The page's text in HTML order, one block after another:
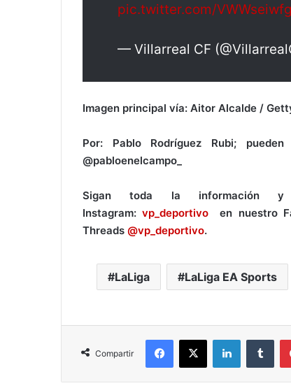
pic.twitter.com/
— Villarreal CF
Imagen principal vía: Aitor Alcalde /
Por: Pablo Rodríguez Rubi;
@pabloenelcampo_
Sigan toda la información
Instagram:vp_deportivo en nuestro
Threads @vp_deportivo.
LaLiga LaLiga EA Sports
Compartir